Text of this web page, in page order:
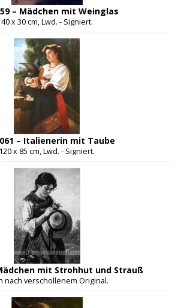
– Mädchen mit Weinglas
40 x 30 cm, Lwd. - Signiert.
– Italienerin mit Taube
120 x 85 cm, Lwd. - Signiert.
mit Strohhut und Strauß
nach verschollenem Original.